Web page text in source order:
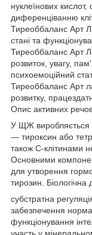
нуклеїнових
диференціванню
Тиреоббаланс Арт
стані та
Тиреоббаланс Арт
розвиток, увагу,
психоемоційний
Тиреоббаланс Арт
розвитку,
Опис активних
У ЩЖ виробляється
— тироксин або
також С-клітинами
Основними
для утворення
тирозин. Біологічна
субстратна
забезпечення
функціонування